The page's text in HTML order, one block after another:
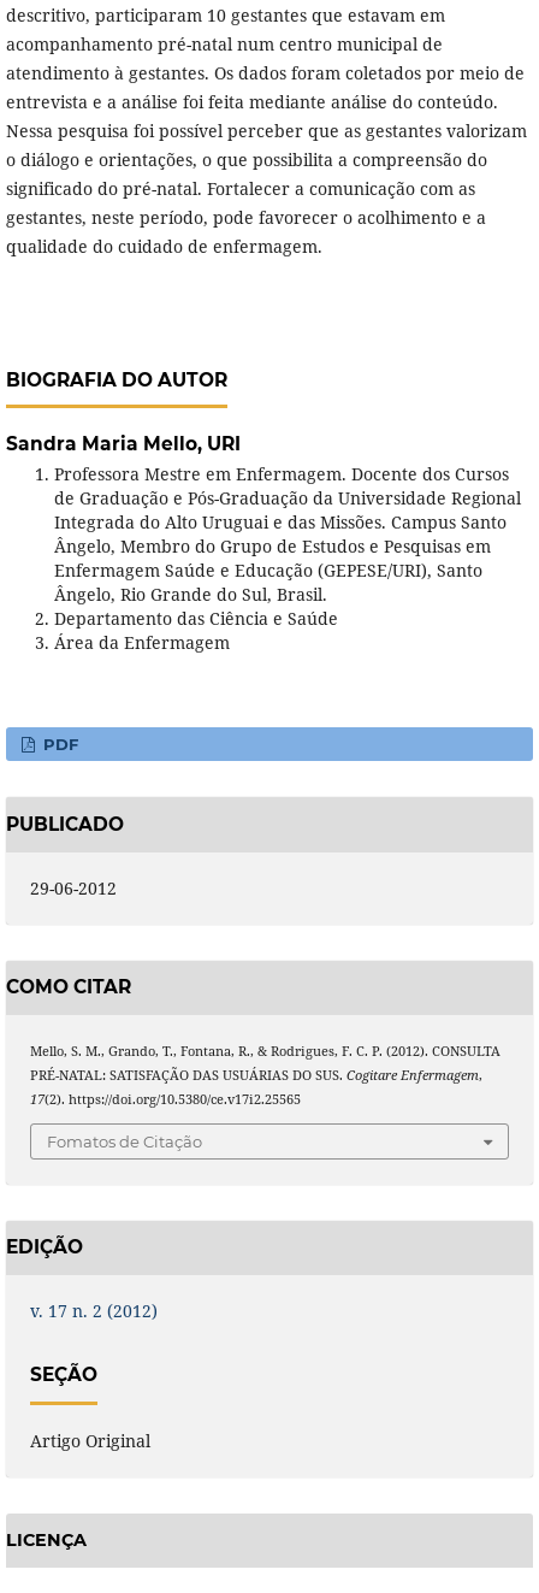
descritivo, participaram 10 gestantes que estavam em
acompanhamento pré-natal num centro municipal de
atendimento à gestantes. Os dados foram coletados por meio de
entrevista e a análise foi feita mediante análise do conteúdo.
Nessa pesquisa foi possível perceber que as gestantes valorizam
o diálogo e orientações, o que possibilita a compreensão do
significado do pré-natal. Fortalecer a comunicação com as
gestantes, neste período, pode favorecer o acolhimento e a
qualidade do cuidado de enfermagem.
BIOGRAFIA DO AUTOR
Sandra Maria Mello, URI
Professora Mestre em Enfermagem. Docente dos Cursos
de Graduação e Pós-Graduação da Universidade Regional
Integrada do Alto Uruguai e das Missões. Campus Santo
Ângelo, Membro do Grupo de Estudos e Pesquisas em
Enfermagem Saúde e Educação (GEPESE/URI), Santo
Ângelo, Rio Grande do Sul, Brasil.
Departamento das Ciência e Saúde
Área da Enfermagem
PDF
PUBLICADO
29-06-2012
COMO CITAR
Mello, S. M., Grando, T., Fontana, R., & Rodrigues, F. C. P. (2012). CONSULTA
PRÉ-NATAL: SATISFAÇÃO DAS USUÁRIAS DO SUS. Cogitare Enfermagem,
17(2). https://doi.org/10.5380/ce.v17i2.25565
Fomatos de Citação
EDIÇÃO
v. 17 n. 2 (2012)
SEÇÃO
Artigo Original
LICENÇA